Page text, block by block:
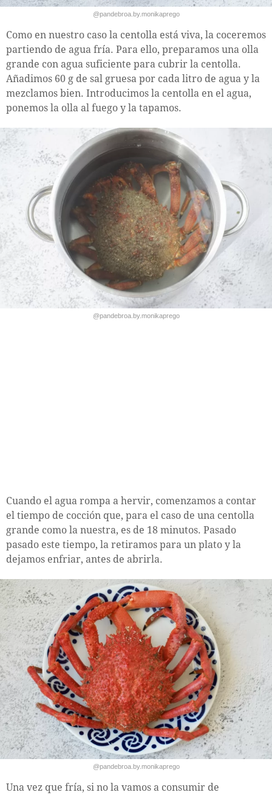
@pandebroa.by.monikaprego
Como en nuestro caso la centolla está viva, la coceremos
partiendo de agua fría. Para ello, preparamos una olla
grande con agua suficiente para cubrir la centolla.
Añadimos 60 g de sal gruesa por cada litro de agua y la
mezclamos bien. Introducimos la centolla en el agua,
ponemos la olla al fuego y la tapamos.
@pandebroa.by.monikaprego
Cuando el agua rompa a hervir, comenzamos a contar
el tiempo de cocción que, para el caso de una centolla
grande como la nuestra, es de 18 minutos. Pasado
pasado este tiempo, la retiramos para un plato y la
dejamos enfriar, antes de abrirla.
@pandebroa.by.monikaprego
Una vez que fría, si no la vamos a consumir de